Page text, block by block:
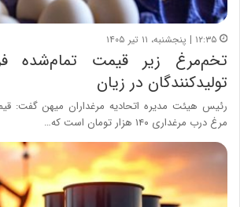
۱۲:۳۵ | پنجشنبه، ۱۱ تیر ۱۴۰۵
تخم‌مرغ زیر قیمت تمام‌شده
تولیدکنندگان در زیان
رئیس هیئت مدیره اتحادیه مرغداران میهن گفت:
مرغ درب مرغداری ۱۴۰ هزار تومان است که…